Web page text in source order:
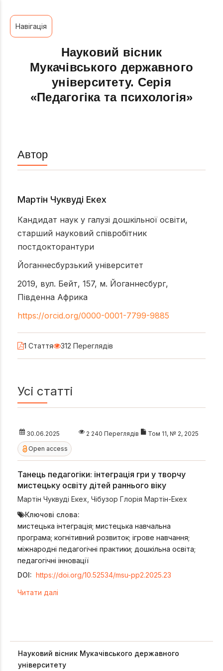
Навігація
Науковий вісник
Мукачівського державного
університету. Серія
«Педагогіка та психологія»
Автор
Мартін Чуквуді Екех
Кандидат наук у галузі дошкільної освіти,
старший науковий співробітник
постдокторантури
Йоганнесбурзький університет
2019, вул. Бейт, 157, м. Йоганнесбург,
Південна Африка
https://orcid.org/0000-0001-7799-9885
1 Стаття 312 Переглядів
Усі статті
30.06.2025 2 240 Переглядів Том 11, № 2, 2025
Open access
Танець педагогіки: інтеграція гри у творчу
мистецьку освіту дітей раннього віку
Мартін Чуквуді Екех Чібузор Глорія Мартін-Екех
Ключові слова:
мистецька інтеграція; мистецька навчальна
програма; когнітивний розвиток; ігрове навчання;
міжнародні педагогічні практики; дошкільна освіта;
педагогічні інновації
DOI: https://doi.org/10.52534/msu-pp2.2025.23
Читати далі
Науковий вісник Мукачівського державного
університету